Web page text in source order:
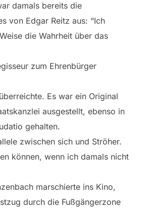
damals bereits die
von Edgar Reitz aus: “Ich
die Wahrheit über das
zum Ehrenbürger
Es war ein Original
ausgestellt, ebenso in
gehalten.
zwischen sich und Ströher.
können, wenn ich damals nicht
marschierte ins Kino,
durch die Fußgängerzone